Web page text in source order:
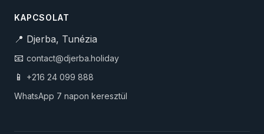
KAPCSOLAT
📍 Djerba, Tunézia
📧 contact@djerba.holiday
📱
+216 24 099 888
WhatsApp 7 napon keresztül